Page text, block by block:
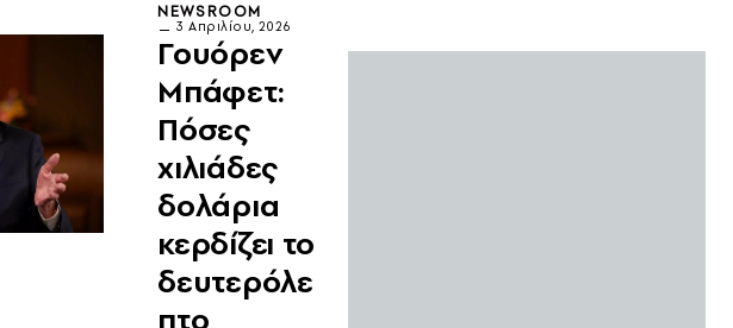
NEWSROOM
3 Απριλίου, 2026
Γουόρεν
Μπάφετ:
Πόσες
χιλιάδες
δολάρια
κερδίζει το
δευτερόλε
πτο